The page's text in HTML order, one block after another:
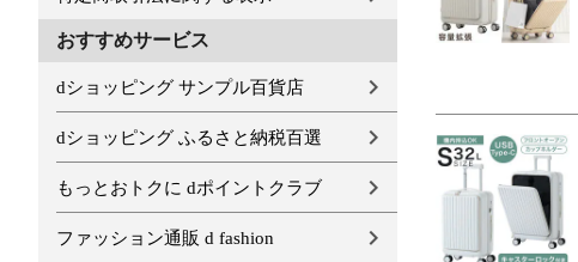
おすすめサービス
dショッピング サンプル百貨店
dショッピング ふるさと納税百選
もっとおトクに dポイントクラブ
ファッション通販 d fashion